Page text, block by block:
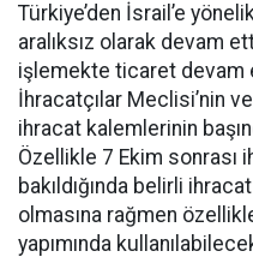
Türkiye’den İsrail’e
aralıksız olarak devam
işlemekte ticaret devam
İhracatçılar Meclisi’nin
ihracat kalemlerinin
Özellikle 7 Ekim sonrası
bakıldığında belirli
olmasına rağmen
yapımında